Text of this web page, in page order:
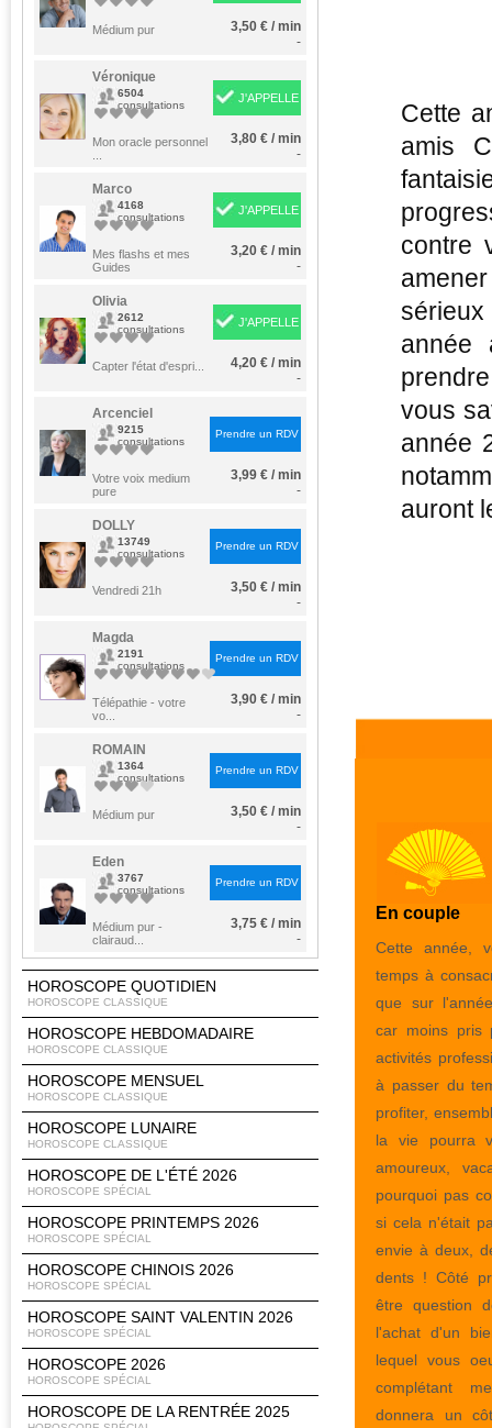
Médium pur
3,50 € / min
-
Véronique
6504
consultations
Mon oracle personnel
J'APPELLE
3,80 € / min
-
Marco
4168
consultations
Mes flashs et mes
Guides
J'APPELLE
3,20 € / min
-
Olivia
2612
consultations
Capter l'état d'espri...
J'APPELLE
4,20 € / min
-
Arcenciel
9215
consultations
Votre voix medium
pure
Prendre un RDV
3,99 € / min
-
DOLLY
13749
consultations
Vendredi 21h
Prendre un RDV
3,50 € / min
-
Magda
2191
consultations
Télépathie - votre
vo...
Prendre un RDV
3,90 € / min
-
ROMAIN
1364
consultations
Médium pur
Prendre un RDV
3,50 € / min
-
Eden
3767
consultations
Médium pur -
clairaud...
Prendre un RDV
3,75 € / min
-
HOROSCOPE QUOTIDIEN
HOROSCOPE CLASSIQUE
HOROSCOPE HEBDOMADAIRE
HOROSCOPE CLASSIQUE
HOROSCOPE MENSUEL
HOROSCOPE CLASSIQUE
HOROSCOPE LUNAIRE
HOROSCOPE CLASSIQUE
HOROSCOPE DE L'ÉTÉ 2026
HOROSCOPE SPÉCIAL
HOROSCOPE PRINTEMPS 2026
HOROSCOPE SPÉCIAL
HOROSCOPE CHINOIS 2026
HOROSCOPE SPÉCIAL
HOROSCOPE SAINT VALENTIN 2026
HOROSCOPE SPÉCIAL
HOROSCOPE 2026
HOROSCOPE SPÉCIAL
HOROSCOPE DE LA RENTRÉE 2025
Cette
amis
contre
sérieux
vous
année
auront
En couple
Cette année,
temps à
que sur
car moins pris
activités
à passer du
profiter,
la vie pourra
amoureux,
pourquoi pas
si cela n'était
envie à deux,
dents ! Côté
être question
l'achat d'un
lequel vous
complétant
donnera un